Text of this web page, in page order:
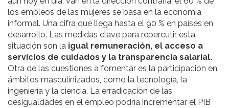
los empleos de las mujeres se basa en la economía
informal. Una cifra que llega hasta el 90 % en países en
desarrollo. Las medidas clave para repercutir esta
situación son la igual remuneración, el acceso a
servicios de cuidados y la transparencia salarial.
Otra de las cuestiones a fomentar es la participación en
ámbitos masculinizados, como la tecnología, la
ingeniería y la ciencia. La erradicación de las
desigualdades en el empleo podría incrementar el PIB